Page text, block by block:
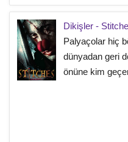
Dikişler -
Palyaçolar hiç
dünyadan geri
önüne kim